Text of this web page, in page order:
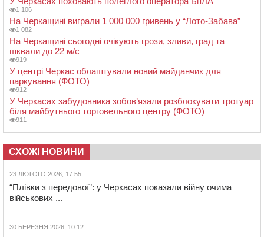
1 106
На Черкащині виграли 1 000 000 гривень у “Лото-Забава”
1 082
На Черкащині сьогодні очікують грози, зливи, град та
шквали до 22 м/с
919
У центрі Черкас облаштували новий майданчик для
паркування (ФОТО)
912
У Черкасах забудовника зобов’язали розблокувати тротуар
біля майбутнього торговельного центру (ФОТО)
911
СХОЖІ НОВИНИ
23 ЛЮТОГО 2026, 17:55
“Плівки з передової”: у Черкасах показали війну очима
військових ...
30 БЕРЕЗНЯ 2026, 10:12